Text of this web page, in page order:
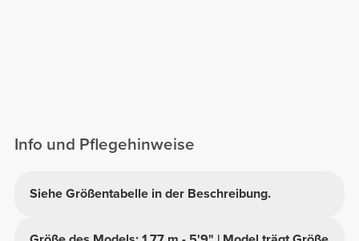
Info und Pflegehinweise
Siehe Größentabelle in der Beschreibung.